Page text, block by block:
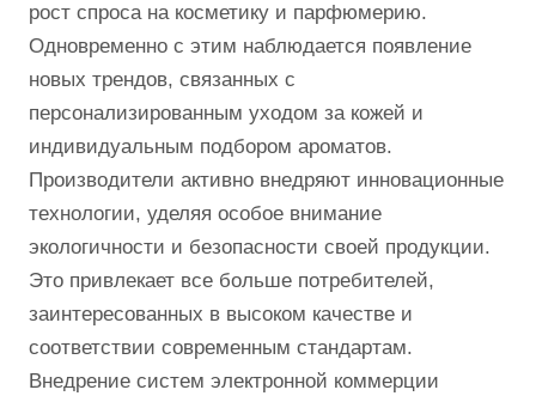
рост спроса на косметику и парфюмерию.
Одновременно с этим наблюдается появление
новых трендов, связанных с
персонализированным уходом за кожей и
индивидуальным подбором ароматов.
Производители активно внедряют инновационные
технологии, уделяя особое внимание
экологичности и безопасности своей продукции.
Это привлекает все больше потребителей,
заинтересованных в высоком качестве и
соответствии современным стандартам.
Внедрение систем электронной коммерции